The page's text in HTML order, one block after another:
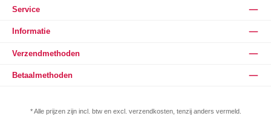
Service
Informatie
Verzendmethoden
Betaalmethoden
* Alle prijzen zijn incl. btw en excl. verzendkosten, tenzij anders vermeld.